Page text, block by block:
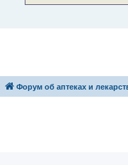
Форум об аптеках и